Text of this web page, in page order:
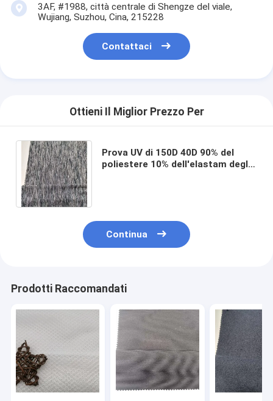
3AF, #1988, città centrale di Shengze del viale,
Wujiang, Suzhou, Cina, 215228
Contattaci
Ottieni Il Miglior Prezzo Per
Prova UV di 150D 40D 90% del
poliestere 10% dell'elastam degli
Continua
Prodotti Raccomandati